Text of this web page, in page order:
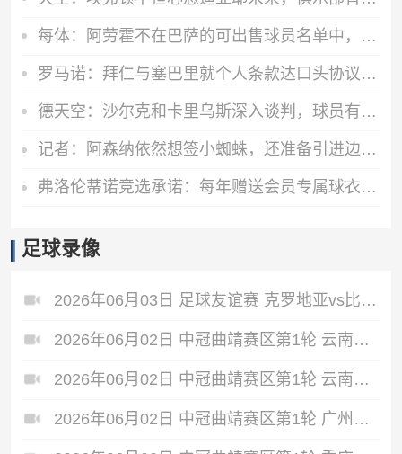
每体：阿劳霍不在巴萨的可出售球员名单中，球员也不打算离队
罗马诺：拜仁与塞巴里就个人条款达口头协议！俱乐部之间正在谈判
德天空：沙尔克和卡里乌斯深入谈判，球员有望涨薪续约至2028年
记者：阿森纳依然想签小蜘蛛，还准备引进边锋、中场和后场多面手
弗洛伦蒂诺竞选承诺：每年赠送会员专属球衣，每件都独一无二
足球录像
2026年06月03日 足球友谊赛 克罗地亚vs比利时 全场录像
2026年06月02日 中冠曲靖赛区第1轮 云南爨合 VS 四川叁壹捌重龙 全场录像
2026年06月02日 中冠曲靖赛区第1轮 云南青丘 VS 自贡弘祥电碳 全场录像
2026年06月02日 中冠曲靖赛区第1轮 广州悦高 VS 重庆润麒 全场录像